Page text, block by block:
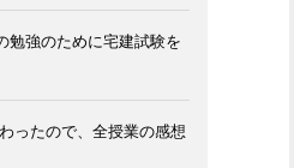
勉強のために宅建試験を
ったので、全授業の感想